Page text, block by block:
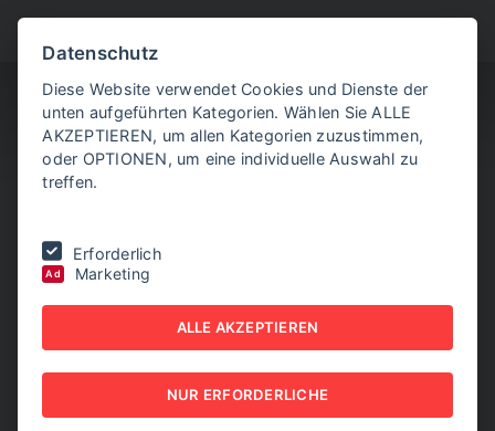
BURGENLAND 2026
NEW BUSINESS
Bundeslandspecial -
BURGENLAND 2026
Datenschutz
Diese Website verwendet Cookies und Dienste der
unten aufgeführten Kategorien. Wählen Sie ALLE
AKZEPTIEREN, um allen Kategorien zuzustimmen,
oder OPTIONEN, um eine individuelle Auswahl zu
treffen.
Erforderlich
Ad Marketing
ALLE AKZEPTIEREN
NUR ERFORDERLICHE